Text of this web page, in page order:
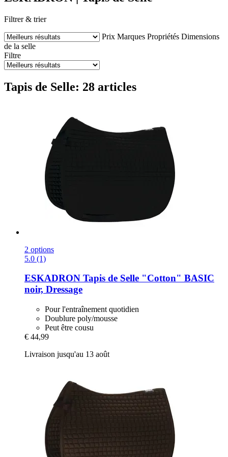
Filtrer & trier
Prix Marques Propriétés Dimensions
de la selle
Filtre
Tapis de Selle: 28 articles
2 options
5.0 (1)
ESKADRON Tapis de Selle "Cotton" BASIC
noir, Dressage
Pour l'entraînement quotidien
Doublure poly/mousse
Peut être cousu
€ 44,99
Livraison jusqu'au 13 août